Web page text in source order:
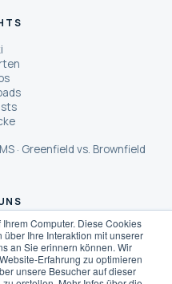
Computer. Diese Cookies
Ihre Interaktion mit unserer
an Sie erinnern können. Wir
Erfahrung zu optimieren
unsere Besucher auf dieser
· Greenfield vs. Brownfield
Kunden